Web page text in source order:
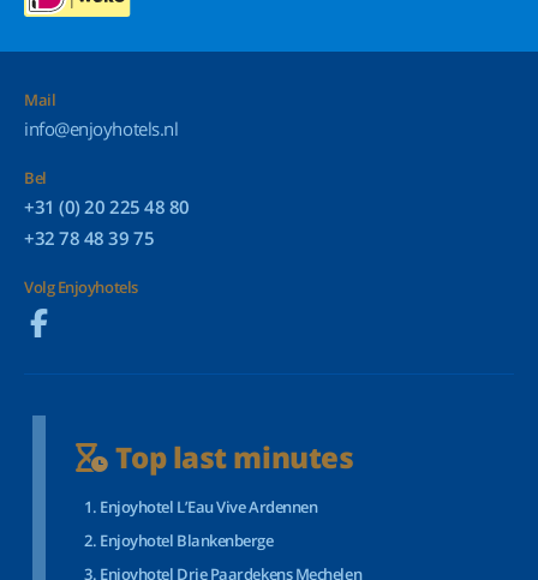
Mail
info@enjoyhotels.nl
Bel
+31 (0) 20 225 48 80
+32 78 48 39 75
Volg Enjoyhotels
Top last minutes
Enjoyhotel L’Eau Vive Ardennen
Enjoyhotel Blankenberge
Enjoyhotel Drie Paardekens Mechelen